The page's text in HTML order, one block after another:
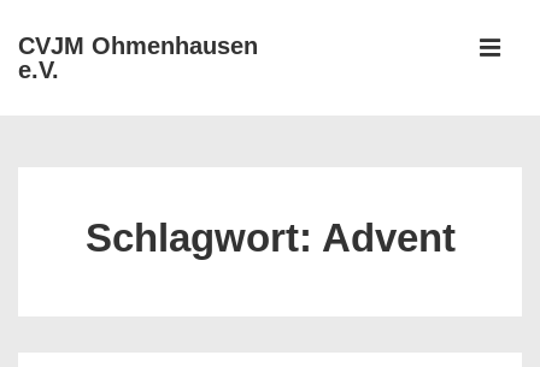
Zum
Inhalt
CVJM Ohmenhausen
e.V.
Schlagwort: Advent